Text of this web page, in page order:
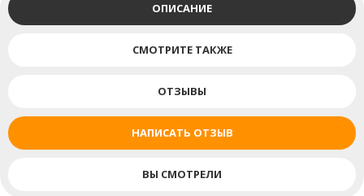
ОПИСАНИЕ
СМОТРИТЕ ТАКЖЕ
ОТЗЫВЫ
НАПИСАТЬ ОТЗЫВ
ВЫ СМОТРЕЛИ